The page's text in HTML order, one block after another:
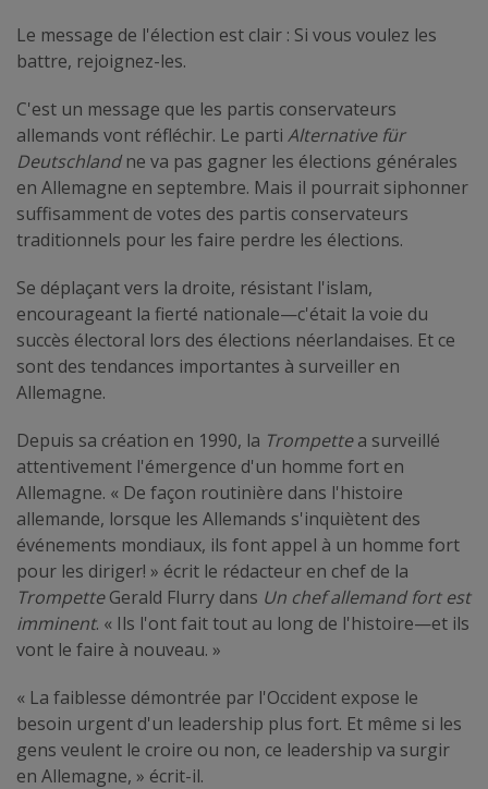
Le message de l'élection est clair : Si vous voulez les
battre, rejoignez-les.
C'est un message que les partis conservateurs
allemands vont réfléchir. Le parti Alternative für
Deutschlandne va pas gagner les élections générales
en Allemagne en septembre. Mais il pourrait siphonner
suffisamment de votes des partis conservateurs
traditionnels pour les faire perdre les élections.
Se déplaçant vers la droite, résistant l'islam,
encourageant la fierté nationale—c'était la voie du
succès électoral lors des élections néerlandaises. Et ce
sont des tendances importantes à surveiller en
Allemagne.
Depuis sa création en 1990, la Trompettea surveillé
attentivement l'émergence d'un homme fort en
Allemagne. « De façon routinière dans l'histoire
allemande, lorsque les Allemands s'inquiètent des
événements mondiaux, ils font appel à un homme fort
pour les diriger! » écrit le rédacteur en chef de la
TrompetteGerald Flurry dans Un chef allemand fort est
imminent. « Ils l'ont fait tout au long de l'histoire—et ils
vont le faire à nouveau. »
« La faiblesse démontrée par l'Occident expose le
besoin urgent d'un leadership plus fort. Et même si les
gens veulent le croire ou non, ce leadership va surgir
en Allemagne, » écrit-il.